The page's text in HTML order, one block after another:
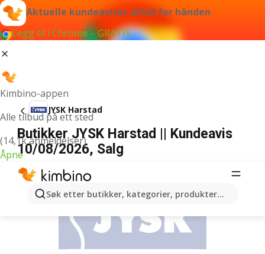
Aktuelle kundeaviser alltid for hånden
Legg til i Chrome – GRATIS
Kimbino-appen
Alle tilbud på ett sted
(14,1k anmeldelser)
Åpne
Søk etter butikker, kategorier, produkter...
JYSK Harstad
Butikker JYSK Harstad || Kundeavis
10/08/2026, Salg